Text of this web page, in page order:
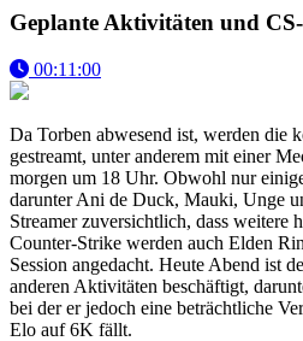
Geplante Aktivitäten und CS-
00:11:00
Da Torben abwesend ist, werden die
gestreamt, unter anderem mit einer
morgen um 18 Uhr. Obwohl nur
darunter Ani de Duck, Mauki, Unge
Streamer zuversichtlich, dass weitere
Counter-Strike werden auch Elden
Session angedacht. Heute Abend ist
anderen Aktivitäten beschäftigt,
bei der er jedoch eine beträchtliche
Elo auf 6K fällt.